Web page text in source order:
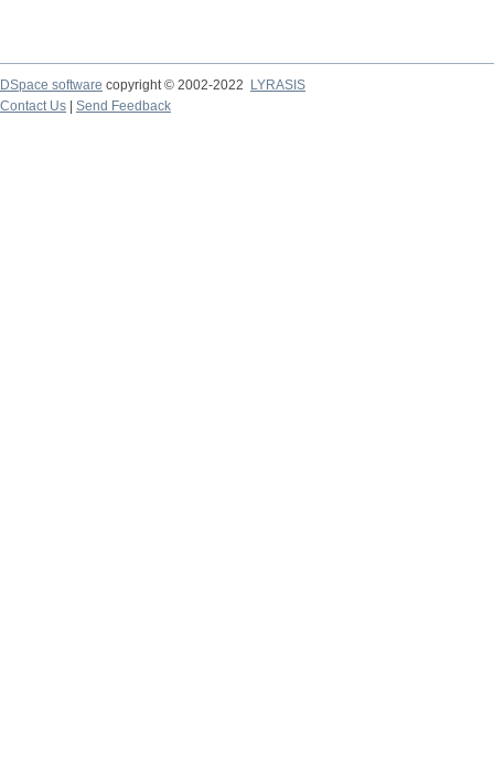
DSpace software copyright © 2002-2022
LYRASIS
Contact Us
Send Feedback